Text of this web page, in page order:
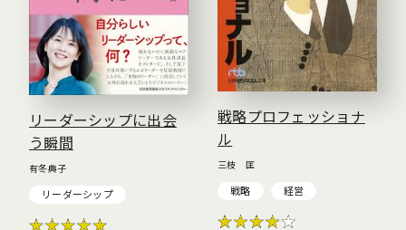
リーダーシップに出会
う瞬間
有冬典子
リーダーシップ
戦略プロフェッショナ
ル
三枝 匡
戦略 経営